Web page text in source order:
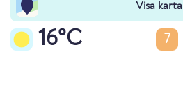
Visa karta
16°C 7